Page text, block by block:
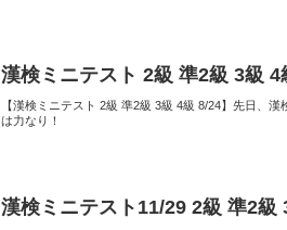
漢検ミニテスト 2級 準2級 3級 4
【漢検ミニテスト 2級 準2級 3級 4級 8/24】先日、
は力なり！
漢検ミニテスト11/29 2級 準2級